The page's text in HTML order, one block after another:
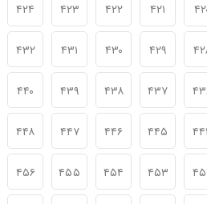
۴۲۱ ۴۲۲ ۴۲۳ ۴۲۴
۴۲۹ ۴۳۰ ۴۳۱ ۴۳۲
۴۳۷ ۴۳۸ ۴۳۹ ۴۴۰
۴۴۵ ۴۴۶ ۴۴۷ ۴۴۸
۴۵۳ ۴۵۴ ۴۵۵ ۴۵۶